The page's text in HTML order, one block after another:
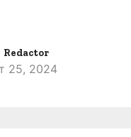
Redactor
25, 2024